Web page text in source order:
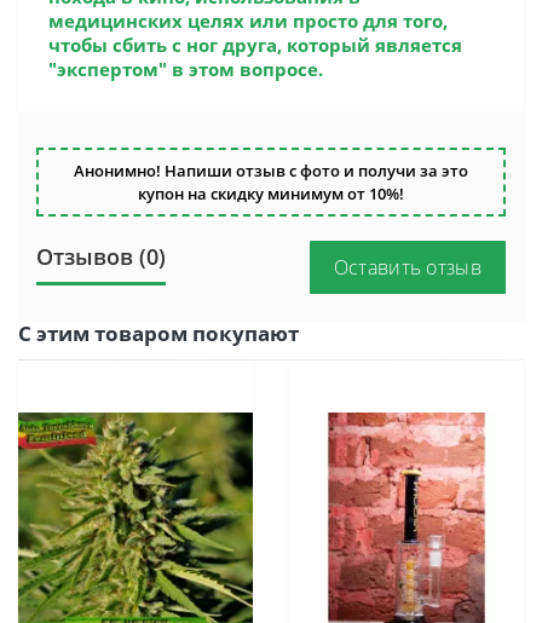
медицинских целях или просто для того,
чтобы сбить с ног друга, который является
"экспертом" в этом вопросе.
Анонимно! Напиши отзыв с фото и получи за это
купон на скидку минимум от 10%!
Отзывов (0) Оставить отзыв
С этим товаром покупают